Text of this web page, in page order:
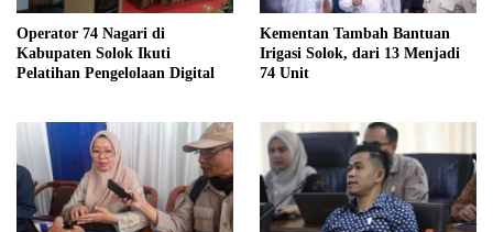
Operator 74 Nagari di
Kabupaten Solok Ikuti
Pelatihan Pengelolaan Digital
Kementan Tambah Bantuan
Irigasi Solok, dari 13 Menjadi
74 Unit